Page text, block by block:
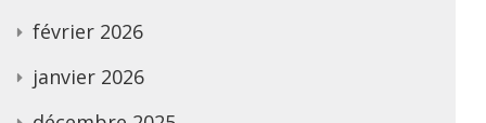
février 2026
janvier 2026